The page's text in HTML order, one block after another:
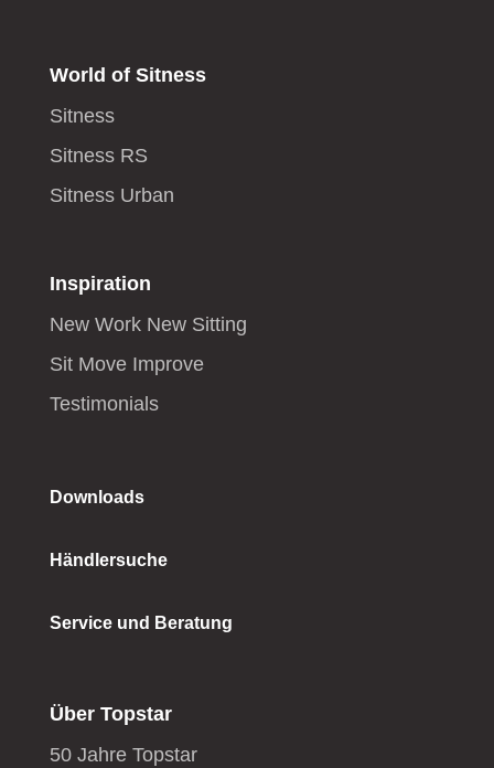
World of Sitness
Sitness
Sitness RS
Sitness Urban
Inspiration
New Work New Sitting
Sit Move Improve
Testimonials
Downloads
Händlersuche
Service und Beratung
Über Topstar
50 Jahre Topstar